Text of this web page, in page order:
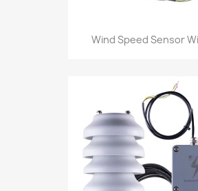
Wind Speed Sensor